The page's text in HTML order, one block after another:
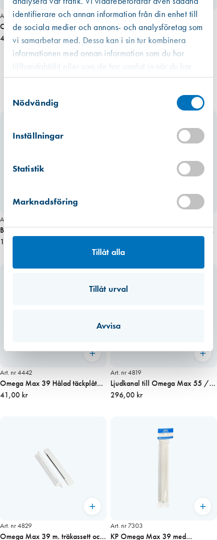
identifierare och annan information från din enhet till
de sociala medier och annons- och analysföretag som
vi samarbetar med. Dessa kan i sin tur kombinera
informationen med annan information som du har
tillhandahållit eller som de har samlat in när du har
använt deras tjänster.
Nödvändig
Inställningar
Statistik
Marknadsföring
Tillåt alla
Tillåt urval
Avvisa
Art. nr 1453
Omega 39 filter klass G2, 60×390 mm
42,00 kr
Art. nr 3160
Borr 10/235 mm Träspiral Bosch
199,00 kr
Omega Smal 400 fönsterventil,
Art. nr 4442
Omega Max 39 Hålad täckplåt
för fräst spalt 12mm
41,00 kr
Art. nr 4819
Ljudkanal till Omega Max 55 /
Biobe 50, 490x12x75
296,00 kr
Art. nr 4829
Omega Max 39 m. träkassett och
Art. nr 7303
KP Omega Max 39 med
Finns i lager (2237 st)
Finns i lager (105 st)
Hitta hit
Hitta hit